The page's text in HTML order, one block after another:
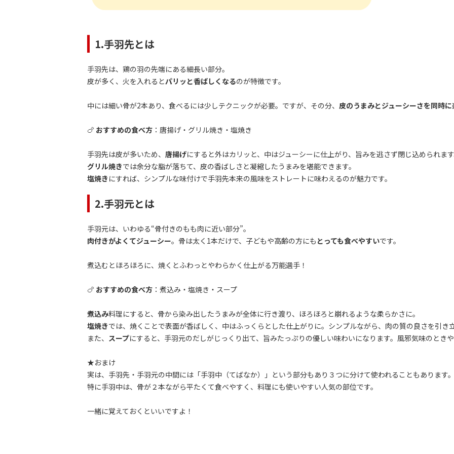
1.手羽先とは
手羽先は、鶏の羽の先端にある細長い部分。
皮が多く、火を入れるとパリッと香ばしくなるのが特徴です。
中には細い骨が2本あり、食べるには少しテクニックが必要。ですが、その分、 皮のうまみとジューシーさを同時に
🍗 おすすめの食べ方 ：唐揚げ・グリル焼き・塩焼き
手羽先は皮が多いため、 唐揚げにすると外はカリッと、中はジューシーに仕上がり、旨みを逃さず閉じ込められます
グリル焼きでは余分な脂が落ちて、皮の香ばしさと凝縮したうまみを堪能できます。
塩焼き にすれば、シンプルな味付けで手羽先本来の風味をストレートに味わえるのが魅力です。
2.手羽元とは
手羽元は、いわゆる“骨付きのもも肉に近い部分”。
肉付きがよくてジューシー。骨は太く1本だけで、子どもや高齢の方にも とっても食べやすいです。
煮込むとほろほろに、焼くとふわっとやわらかく仕上がる万能選手！
🍗 おすすめの食べ方 ：煮込み・塩焼き・スープ
煮込み料理にすると、骨から染み出したうまみが全体に行き渡り、ほろほろと崩れるような柔らかさに。
塩焼きでは、焼くことで表面が香ばしく、中はふっくらとした仕上がりに。シンプルながら、肉の質の良さを引き
また、 スープにすると、手羽元のだしがじっくり出て、旨みたっぷりの優しい味わいになります。風邪気味のとき
★おまけ
実は、手羽先・手羽元の中間には「手羽中（てばなか）」という部分もあり３つに分けて使われることもあります。
特に手羽中は、骨が２本ながら平たくて食べやすく、料理にも使いやすい人気の部位です。
一緒に覚えておくといいですよ！